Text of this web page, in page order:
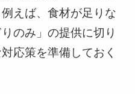
えば、食材が足りな
のみ」の提供に切り
応策を準備しておく